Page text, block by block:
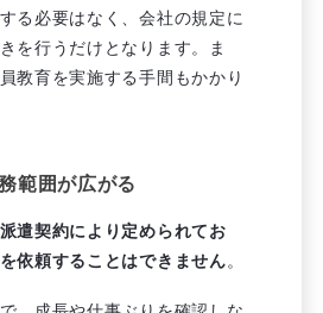
る必要はなく、会社の規定に
を行うだけとなります。ま
教育を実施する手間もかかり
範囲が広がる
遣契約により定められてお
依頼することはできません。